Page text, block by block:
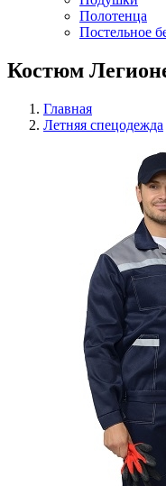
Полотенца
Постельное
Костюм
Главная
Летняя спецодежда